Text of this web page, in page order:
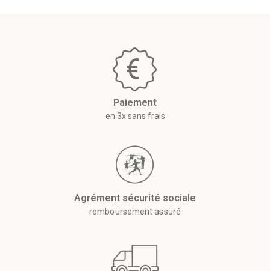
Paiement
en 3x sans frais
Agrément sécurité sociale
remboursement assuré